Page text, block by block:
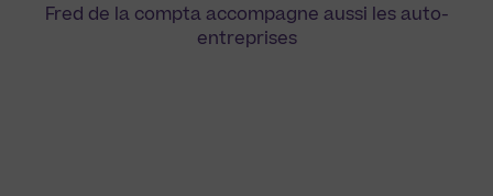
Fred de la compta accompagne aussi les auto-
entreprises